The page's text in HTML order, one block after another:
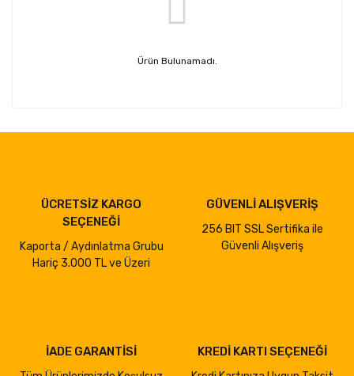
Ürün Bulunamadı.
ÜCRETSİZ KARGO
SEÇENEĞİ
Kaporta / Aydınlatma Grubu
Hariç 3.000 TL ve Üzeri
GÜVENLİ ALIŞVERİŞ
256 BIT SSL Sertifika ile
Güvenli Alışveriş
İADE GARANTİSİ KREDİ KARTI SEÇENEĞİ